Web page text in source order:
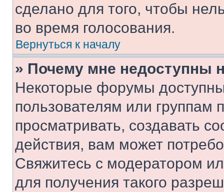
сделано для того, чтобы
во время голосования.
Вернуться к началу
» Почему мне недоступны
Некоторые форумы
пользователям или группам
просматривать, создавать
действия, вам может
Свяжитесь с модератором
для получения такого